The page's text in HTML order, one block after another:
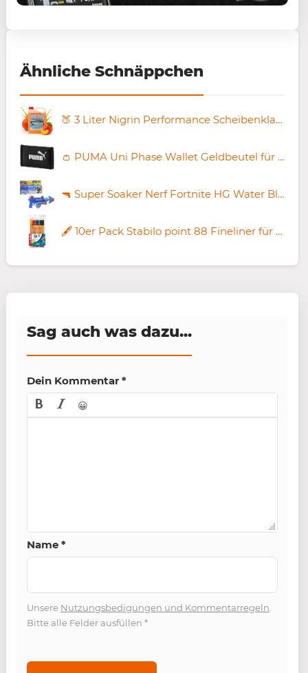
Ähnliche Schnäppchen
🍑 3 Liter Nigrin Performance Scheibenklar Allwetter, Pfirsich ab 7,19€ (statt 13€)
👛 PUMA Uni Phase Wallet Geldbeutel für 6,99€ (statt 12€)
🔫 Super Soaker Nerf Fortnite HG Water Blaster ab 8,78€ (statt 17€)
🖋️ 10er Pack Stabilo point 88 Fineliner für 4,99€ (statt 10€)
Sag auch was dazu...
Dein Kommentar *
😀
Name *
Unsere Nutzungsbedigungen und Kommentarregeln
Bitte alle Felder ausfüllen *